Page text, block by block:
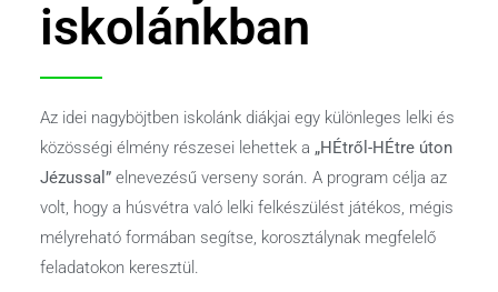
iskolánkban
Az idei nagyböjtben iskolánk diákjai egy különleges lelki és
közösségi élmény részesei lehettek a „HÉtről-HÉtre úton
Jézussal” elnevezésű verseny során. A program célja az
volt, hogy a húsvétra való lelki felkészülést játékos, mégis
mélyreható formában segítse, korosztálynak megfelelő
feladatokon keresztül.